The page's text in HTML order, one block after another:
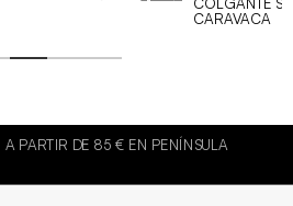
precio
CARAVACA
A PARTIR DE 85 € EN PENÍNSULA